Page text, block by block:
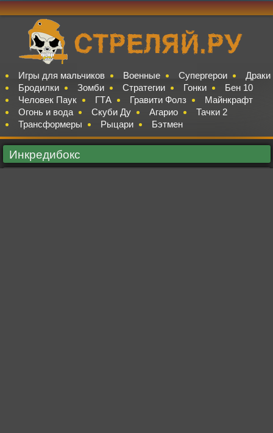
Игры для мальчиков Военные Супергерои
Драки
Бродилки
Зомби Стратегии Гонки
Бен 10
Человек Паук
ГТА Гравити Фолз
Майнкрафт
Огонь и вода
Скуби Ду Агарио
Тачки 2
Трансформеры
Рыцари Бэтмен
Инкредибокс